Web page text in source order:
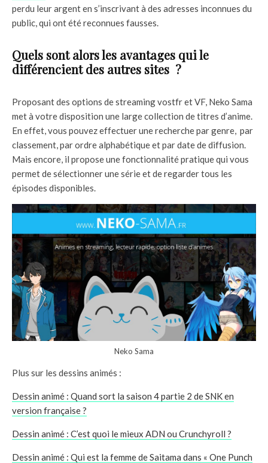
perdu leur argent en s’inscrivant à des adresses inconnues du
public, qui ont été reconnues fausses.
Quels sont alors les avantages qui le
différencient des autres sites ?
Proposant des options de streaming vostfr et VF, Neko Sama
met à votre disposition une large collection de titres d’anime.
En effet, vous pouvez effectuer une recherche par genre, par
classement, par ordre alphabétique et par date de diffusion.
Mais encore, il propose une fonctionnalité pratique qui vous
permet de sélectionner une série et de regarder tous les
épisodes disponibles.
Neko Sama
Plus sur les dessins animés :
Dessin animé : Quand sort la saison 4 partie 2 de SNK en
version française ?
Dessin animé : C’est quoi le mieux ADN ou Crunchyroll ?
Dessin animé : Qui est la femme de Saitama dans « One Punch